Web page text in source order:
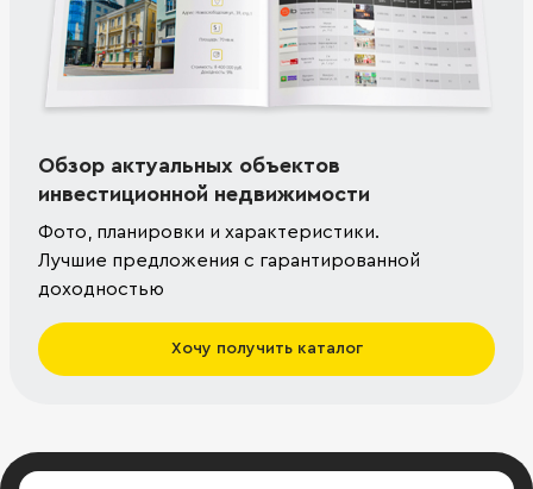
Обзор актуальных объектов
инвестиционной недвижимости
Фото, планировки и характеристики.
Лучшие предложения с гарантированной
доходностью
Хочу получить каталог